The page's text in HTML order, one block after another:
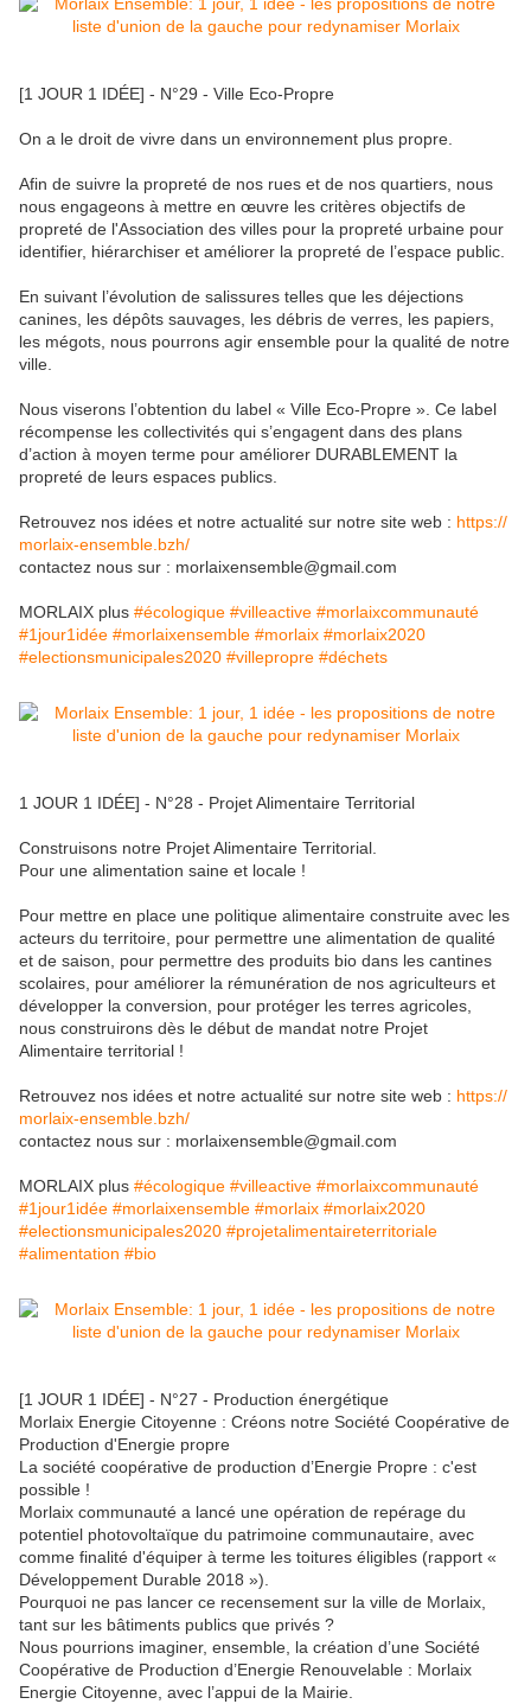
[1 JOUR 1 IDÉE] - N°29 - Ville Eco-Propre
On a le droit de vivre dans un environnement plus propre.
Afin de suivre la propreté de nos rues et de nos quartiers, nous
nous engageons à mettre en œuvre les critères objectifs de
propreté de l'Association des villes pour la propreté urbaine pour
identifier, hiérarchiser et améliorer la propreté de l’espace public.
En suivant l’évolution de salissures telles que les déjections
canines, les dépôts sauvages, les débris de verres, les papiers,
les mégots, nous pourrons agir ensemble pour la qualité de notre
ville.
Nous viserons l’obtention du label « Ville Eco-Propre ». Ce label
récompense les collectivités qui s’engagent dans des plans
d’action à moyen terme pour améliorer DURABLEMENT la
propreté de leurs espaces publics.
Retrouvez nos idées et notre actualité sur notre site web : https://
morlaix-ensemble.bzh/
contactez nous sur : morlaixensemble@gmail.com
MORLAIX plus #écologique #villeactive #morlaixcommunauté
#1jour1idée #morlaixensemble #morlaix #morlaix2020
#electionsmunicipales2020 #villepropre #déchets
1 JOUR 1 IDÉE] - N°28 - Projet Alimentaire Territorial
Construisons notre Projet Alimentaire Territorial.
Pour une alimentation saine et locale !
Pour mettre en place une politique alimentaire construite avec les
acteurs du territoire, pour permettre une alimentation de qualité
et de saison, pour permettre des produits bio dans les cantines
scolaires, pour améliorer la rémunération de nos agriculteurs et
développer la conversion, pour protéger les terres agricoles,
nous construirons dès le début de mandat notre Projet
Alimentaire territorial !
Retrouvez nos idées et notre actualité sur notre site web : https://
morlaix-ensemble.bzh/
contactez nous sur : morlaixensemble@gmail.com
MORLAIX plus #écologique #villeactive #morlaixcommunauté
#1jour1idée #morlaixensemble #morlaix #morlaix2020
#electionsmunicipales2020 #projetalimentaireterritoriale
#alimentation #bio
[1 JOUR 1 IDÉE] - N°27 - Production énergétique
Morlaix Energie Citoyenne : Créons notre Société Coopérative de
Production d'Energie propre
La société coopérative de production d’Energie Propre : c'est
possible !
Morlaix communauté a lancé une opération de repérage du
potentiel photovoltaïque du patrimoine communautaire, avec
comme finalité d'équiper à terme les toitures éligibles (rapport «
Développement Durable 2018 »).
Pourquoi ne pas lancer ce recensement sur la ville de Morlaix,
tant sur les bâtiments publics que privés ?
Nous pourrions imaginer, ensemble, la création d’une Société
Coopérative de Production d’Energie Renouvelable : Morlaix
Energie Citoyenne, avec l’appui de la Mairie.